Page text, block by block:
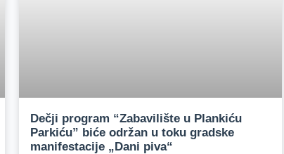
Dečji program “Zabavilište u Plankiću
Parkiću” biće održan u toku gradske
manifestacije „Dani piva“